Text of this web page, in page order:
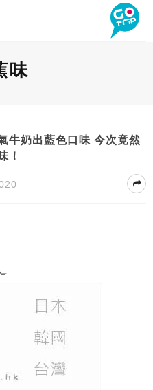
味
牛奶出藍色口味 今次竟然
！